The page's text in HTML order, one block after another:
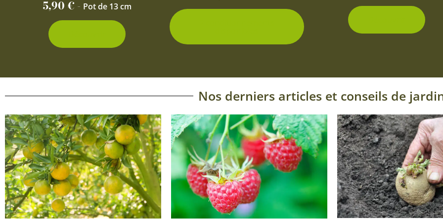
5,90€ - Pot de 13 cm
Nos derniers articles et conseils de